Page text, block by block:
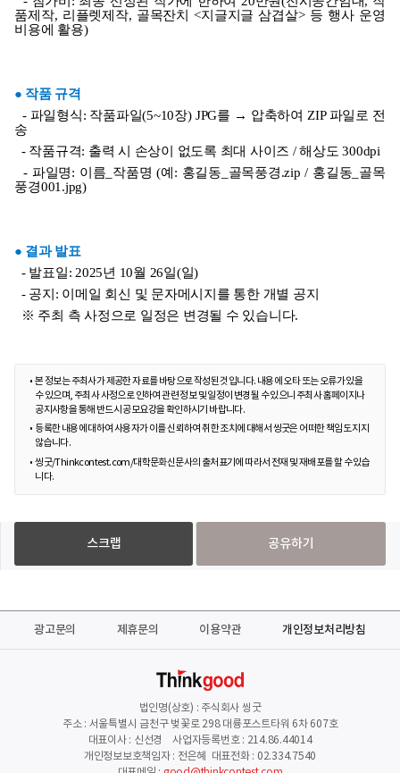
품제작, 리플렛제작, 골목잔치<지글지글 삼겹살> 등 행사 운영
비용에 활용)
● 작품 규격
- 파일형식: 작품파일(5~10장) JPG를 → 압축하여 ZIP 파일로 전
송
- 작품규격: 출력 시 손상이 없도록 최대 사이즈 /해상도300dpi
- 파일명: 이름 작품명(예 : 홍길동 골목풍경.zip / 홍길동 골목
풍경001.jpg)
● 결과 발표
- 발표일: 2025년 10월 26일(일)
- 공지: 이메일 회신 및 문자메시지를 통한 개별 공지
※ 주최 측 사정으로 일정은 변경될 수 있습니다.
본 정보는 주최사가 제공한 자료를 바탕으로 작성된 것입니다. 내용에 오타 또는 오류가 있을
수 있으며, 주최사 사정으로 인하여 관련 정보 및 일정이 변경될 수 있으니 주최사 홈페이지나
공지사항을 통해 반드시 공모요강을 확인하시기 바랍니다.
등록한 내용에 대하여 사용자가 이를 신뢰하여 취한 조치에 대해서 씽굿은 어떠한 책임도 지지
않습니다.
씽굿/Thinkcontest.com/대학문화신문사의 출처표기에 따라서 전재 및 재배포를 할 수 있습
니다.
스크랩 공유하기
광고문의 제휴문의 이용약관 개인정보처리방침
법인명(상호) : 주식회사 씽굿
주소 : 서울특별시 금천구 벚꽃로 298 대륭포스트타워 6차 607호
대표이사 : 신선경 사업자등록번호 : 214.86.44014
개인정보보호책임자 : 전은혜 대표전화 : 02.334.7540